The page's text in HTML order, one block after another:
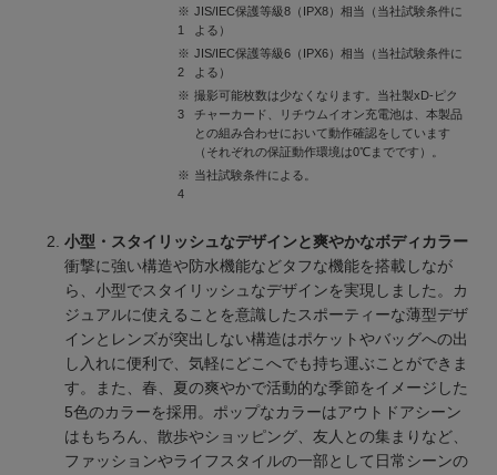
※
1
JIS/IEC保護等級8（IPX8）相当（当社試験条件に
よる）
※
2
JIS/IEC保護等級6（IPX6）相当（当社試験条件に
よる）
※
3
撮影可能枚数は少なくなります。当社製xD-ピク
チャーカード、リチウムイオン充電池は、本製品
との組み合わせにおいて動作確認をしています
（それぞれの保証動作環境は0℃までです）。
※
4
当社試験条件による。
小型・スタイリッシュなデザインと爽やかなボディカラー
衝撃に強い構造や防水機能などタフな機能を搭載しなが
ら、小型でスタイリッシュなデザインを実現しました。カ
ジュアルに使えることを意識したスポーティーな薄型デザ
インとレンズが突出しない構造はポケットやバッグへの出
し入れに便利で、気軽にどこへでも持ち運ぶことができま
す。また、春、夏の爽やかで活動的な季節をイメージした
5色のカラーを採用。ポップなカラーはアウトドアシーン
はもちろん、散歩やショッピング、友人との集まりなど、
ファッションやライフスタイルの一部として日常シーンの